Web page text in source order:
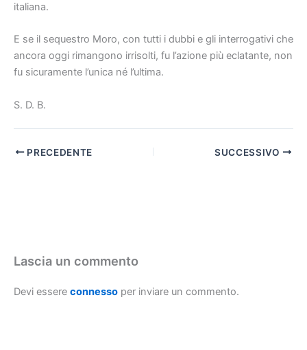
italiana.
E se il sequestro Moro, con tutti i dubbi e gli interrogativi che
ancora oggi rimangono irrisolti, fu l’azione più eclatante, non
fu sicuramente l’unica né l’ultima.
S. D. B.
PRECEDENTE SUCCESSIVO
Lascia un commento
Devi essere connesso per inviare un commento.